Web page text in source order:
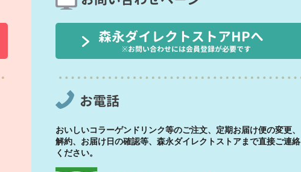
森永ダイレクトストアHPへ
※お問い合わせには会員登録が必要です
お電話
おいしいコラーゲンドリンク等のご注文、定期お届け便の変更、
解約、お届け日の確認等、森永ダイレクトストアまで直接ご連絡
ください。